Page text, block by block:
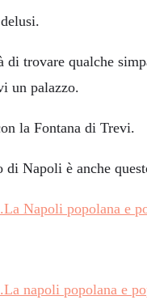
di trovare qualche
un palazzo.
la Fontana di Trevi.
Napoli è anche